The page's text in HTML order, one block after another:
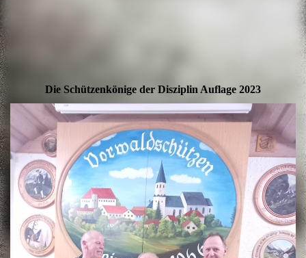
Die Schützenkönige der Disziplin Auflage 2023